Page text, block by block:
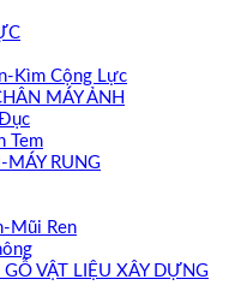
Kìm Cộng Lực
MÁY ẢNH
Tem
MÁY RUNG
Mũi Ren
VẬT LIỆU XÂY DỰNG